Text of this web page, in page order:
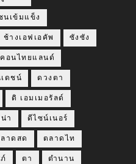
นเข้มแข็ง
ช้างเอฟเอคัพ ซังซัง
อนไทยแลนด์
ดชน์ ดวงตา
ดิ เอมเมอรัลด์
า ดีไซน์เนอร์
าดสด ตลาดไท
ตา ตำนาน